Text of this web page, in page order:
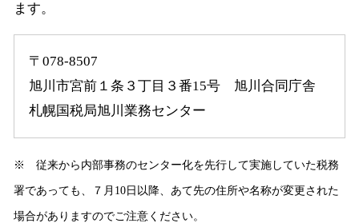
ます。
〒078-8507
旭川市宮前１条３丁目３番15号 旭川合同庁舎
札幌国税局旭川業務センター
※ 従来から内部事務のセンター化を先行して実施していた税務
署であっても、７月10日以降、あて先の住所や名称が変更された
場合がありますのでご注意ください。